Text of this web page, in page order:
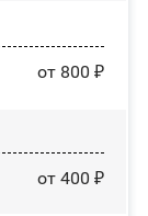
от 800 ₽
от 400 ₽